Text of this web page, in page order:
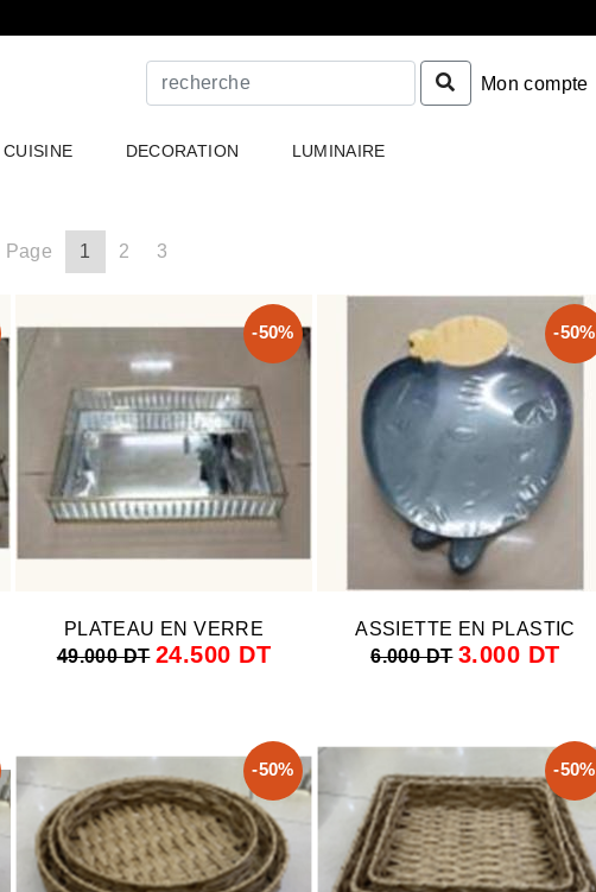
Mon compte
CUISINE DECORATION LUMINAIRE
Page
1 2 3
-50%
PLATEAU EN VERRE
49.000 DT 24.500 DT
-50%
ASSIETTE EN PLASTIC
6.000 DT 3.000 DT
-50% -50%